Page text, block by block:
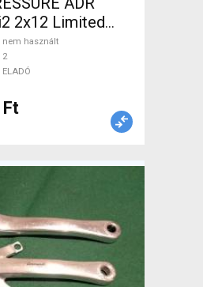
2x12 Limited
Országúti
használt
nem használt
2
ELADÓ